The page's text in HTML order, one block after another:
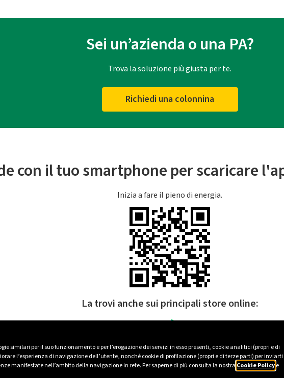
similari per il suo funzionamento e per l’erogazione dei servizi in esso presenti, cookie analitici (propri e di
l’esperienza di navigazione dell’utente, nonché cookie di profilazione (propri e di terze parti) per inviarti
manifestate nell’ambito della navigazione in rete. Per saperne di più consulta la nostra Cookie Policye
Sei un’azienda o una PA?
Trova la soluzione più giusta per te.
Richiedi una colonnina
con il tuo smartphone per scaricare
Inizia a fare il pieno di energia.
La trovi anche sui principali store online: